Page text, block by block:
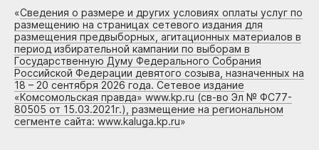
«Сведения о размере и других условиях оплаты услуг по
размещению на страницах сетевого издания для
размещения предвыборных, агитационных материалов в
период избирательной кампании по выборам в
Государственную Думу Федерального Собрания
Российской Федерации девятого созыва, назначенных на
18 – 20 сентября 2026 года. Сетевое издание
«Комсомольская правда» www.kp.ru (св-во Эл № ФС77-
80505 от 15.03.2021г.), размещение на региональном
сегменте сайта: www.kaluga.kp.ru»